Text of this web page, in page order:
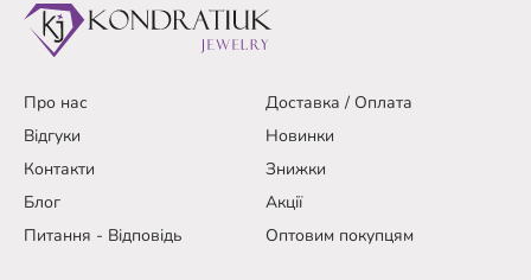
Про нас
Доставка / Оплата
Відгуки
Новинки
Контакти
Знижки
Блог
Акції
Питання - Відповідь
Оптовим покупцям